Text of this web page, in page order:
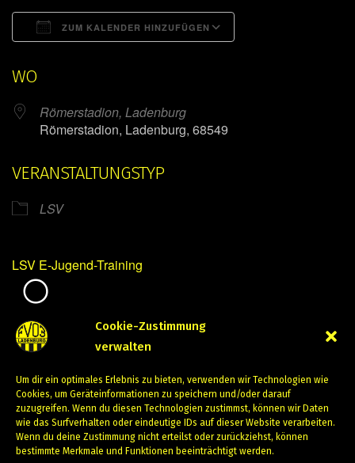
Cookie-Zustimmung
verwalten
Um dir ein optimales Erlebnis zu bieten, verwenden wir Technologien wie
Cookies, um Geräteinformationen zu speichern und/oder darauf
zuzugreifen. Wenn du diesen Technologien zustimmst, können wir Daten
wie das Surfverhalten oder eindeutige IDs auf dieser Website verarbeiten.
Wenn du deine Zustimmung nicht erteilst oder zurückziehst, können
bestimmte Merkmale und Funktionen beeinträchtigt werden.
ZUM KALENDER HINZUFÜGEN
WO
Römerstadion, Ladenburg
Römerstadion, Ladenburg, 68549
VERANSTALTUNGSTYP
LSV
LSV E-Jugend-Training
Oktober 17, 2023
PREVIOUS